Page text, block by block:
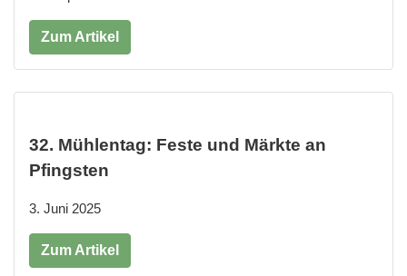
Zum Artikel
32. Mühlentag: Feste und Märkte an
Pfingsten
3. Juni 2025
Zum Artikel